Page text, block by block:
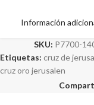
Información
SKU: P7700-
Etiquetas: cruz de
cruz oro jerusalen